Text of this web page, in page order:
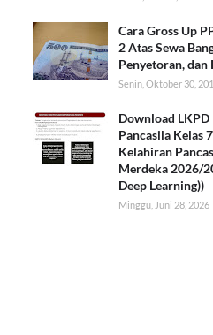
Cara Gross Up
2 Atas Sewa
Penyetoran, dan
Senin, Oktober 30,
Download
Pancasila Kelas
Kelahiran
Merdeka 2026/
Deep Learning))
Minggu, Juni 28, 2026